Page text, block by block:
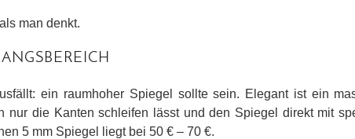
man denkt.
ein raumhoher Spiegel sollte sein. Elegant ist ein
nur die Kanten schleifen lässt und den Spiegel direkt mit
5 mm Spiegel liegt bei 50 € – 70 €.